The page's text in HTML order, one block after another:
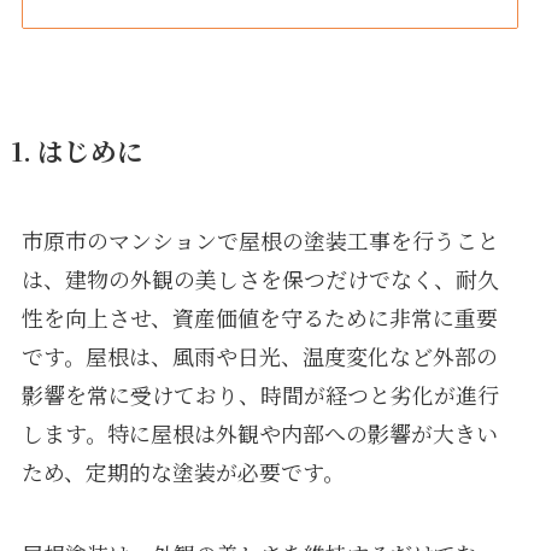
1. はじめに
市原市のマンションで屋根の塗装工事を行うこと
は、建物の外観の美しさを保つだけでなく、耐久
性を向上させ、資産価値を守るために非常に重要
です。屋根は、風雨や日光、温度変化など外部の
影響を常に受けており、時間が経つと劣化が進行
します。特に屋根は外観や内部への影響が大きい
ため、定期的な塗装が必要です。